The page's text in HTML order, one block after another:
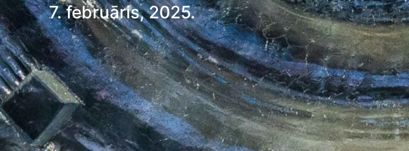
7. februāris, 2025.